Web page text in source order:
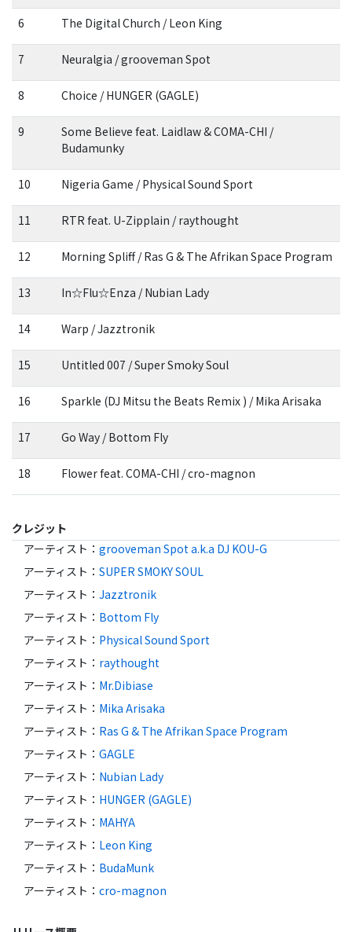
6 The Digital Church / Leon King
7 Neuralgia / grooveman Spot
8 Choice / HUNGER (GAGLE)
9
Some Believe feat. Laidlaw & COMA-CHI /
Budamunky
10 Nigeria Game / Physical Sound Sport
11 RTR feat. U-Zipplain / raythought
12 Morning Spliff / Ras G & The Afrikan Space Program
13 In☆Flu☆Enza / Nubian Lady
14 Warp / Jazztronik
15 Untitled 007 / Super Smoky Soul
16 Sparkle (DJ Mitsu the Beats Remix ) / Mika Arisaka
17 Go Way / Bottom Fly
18 Flower feat. COMA-CHI / cro-magnon
クレジット
アーティスト ： grooveman Spot a.k.a DJ KOU-G
アーティスト ： SUPER SMOKY SOUL
アーティスト ： Jazztronik
アーティスト ： Bottom Fly
アーティスト ： Physical Sound Sport
アーティスト ： raythought
アーティスト ： Mr.Dibiase
アーティスト ： Mika Arisaka
アーティスト ： Ras G & The Afrikan Space Program
アーティスト ： GAGLE
アーティスト ： Nubian Lady
アーティスト ： HUNGER (GAGLE)
アーティスト ： MAHYA
アーティスト ： Leon King
アーティスト ： BudaMunk
アーティスト ： cro-magnon